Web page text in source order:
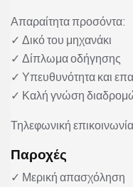
Απαραίτητα προσόντα:
✓ Δικό του μηχανάκι
✓ Δίπλωμα οδήγησης
✓ Υπευθυνότητα και
✓ Καλή γνώση
Τηλεφωνική
Παροχές
✓ Μερική απασχόληση